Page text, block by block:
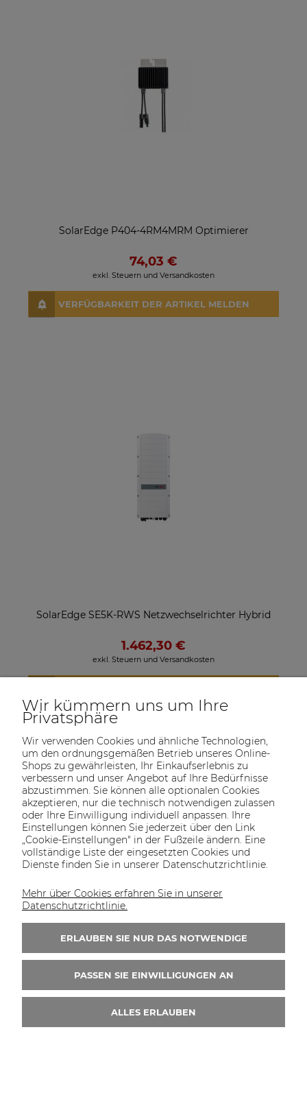
SolarEdge P404-4RM4MRM Optimierer
74,03 €
exkl. Steuern und Versandkosten
VERFÜGBARKEIT DER ARTIKEL MELDEN
SolarEdge SE5K-RWS Netzwechselrichter Hybrid
1.462,30 €
exkl. Steuern und Versandkosten
SolarEdge SE8K-RWS Netzwechselrichter Hybrid
1.628,69 €
Wir kümmern uns um Ihre
Privatsphäre
Wir verwenden Cookies und ähnliche Technologien,
um den ordnungsgemäßen Betrieb unseres Online-
Shops zu gewährleisten, Ihr Einkaufserlebnis zu
verbessern und unser Angebot auf Ihre Bedürfnisse
abzustimmen. Sie können alle optionalen Cookies
akzeptieren, nur die technisch notwendigen zulassen
oder Ihre Einwilligung individuell anpassen. Ihre
Einstellungen können Sie jederzeit über den Link
„Cookie-Einstellungen" in der Fußzeile ändern. Eine
vollständige Liste der eingesetzten Cookies und
Dienste finden Sie in unserer Datenschutzrichtlinie.
Mehr über Cookies erfahren Sie in unserer
Datenschutzrichtlinie.
ERLAUBEN SIE NUR DAS NOTWENDIGE
PASSEN SIE EINWILLIGUNGEN AN
ALLES ERLAUBEN